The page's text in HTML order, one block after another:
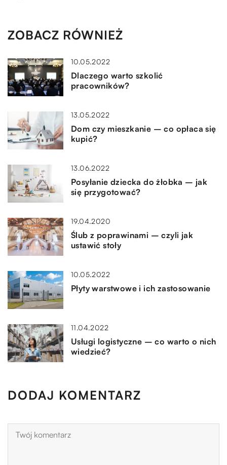
ZOBACZ RÓWNIEŻ
10.05.2022
Dlaczego warto szkolić
pracowników?
13.05.2022
Dom czy mieszkanie – co opłaca się
kupić?
13.06.2022
Posyłanie dziecka do żłobka – jak
się przygotować?
19.04.2020
Ślub z poprawinami – czyli jak
ustawić stoły
10.05.2022
Płyty warstwowe i ich zastosowanie
11.04.2022
Usługi logistyczne – co warto o nich
wiedzieć?
DODAJ KOMENTARZ